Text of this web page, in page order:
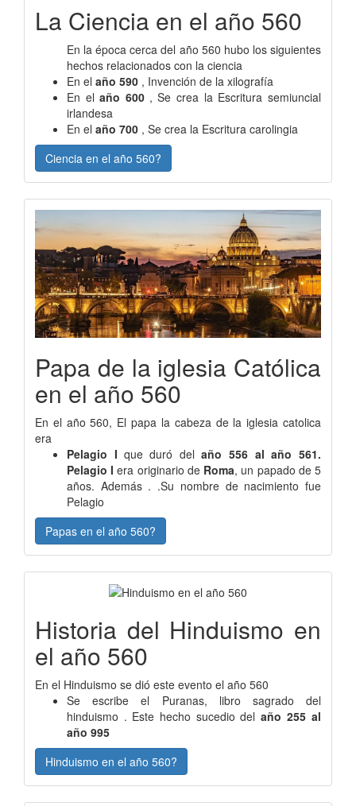
La Ciencia en el año 560
En la época cerca del año 560 hubo los siguientes
hechos relacionados con la ciencia
En el año 590
, Invención de la xilografía
En el año 600 , Se crea la Escritura semiuncial
irlandesa
En el año 700 , Se crea la Escritura carolingia
Ciencia en el año 560?
Papa de la iglesia Católica
en el año 560
En el año 560, El papa la cabeza de la iglesia catolica
era
Pelagio I que duró del año 556 al año 561.
Pelagio I era originario de Roma, un papado de 5
años. Además . .Su nombre de nacimiento fue
Pelagio
Papas en el año 560?
Historia del Hinduismo en
el año 560
En el Hinduismo se dió este evento el año 560
Se escribe el Puranas, libro sagrado del
hinduismo . Este hecho sucedio del año 255 al
año 995
Hinduismo en el año 560?